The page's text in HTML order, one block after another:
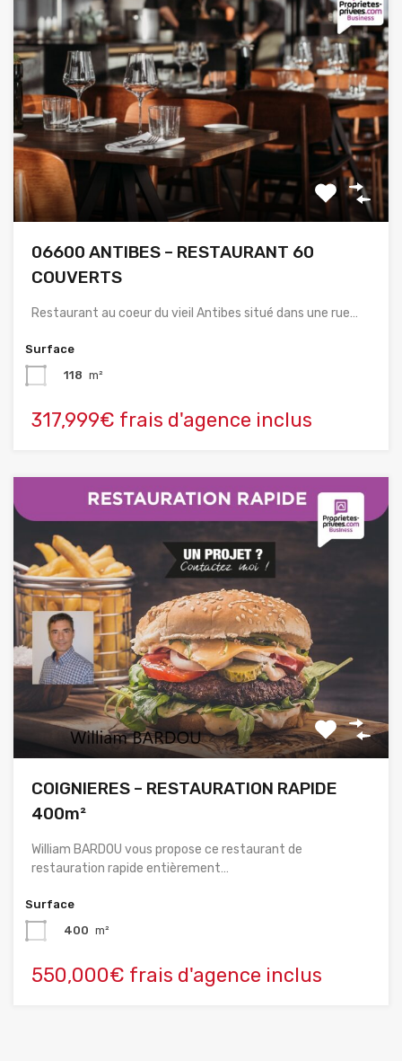
06600 ANTIBES – RESTAURANT 60
COUVERTS
Restaurant au coeur du vieil Antibes situé dans une rue…
Surface
118 m²
317,999€ frais d'agence inclus
COIGNIERES – RESTAURATION RAPIDE
400m²
William BARDOU vous propose ce restaurant de
restauration rapide entièrement…
Surface
400 m²
550,000€ frais d'agence inclus